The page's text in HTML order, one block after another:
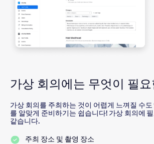
가상 회의에는 무엇이 필
가상 회의를 주최하는 것이 어렵게 느껴질 수
를 알맞게 준비하기는 쉽습니다! 가상 회의에
같습니다.
주최 장소 및 촬영 장소